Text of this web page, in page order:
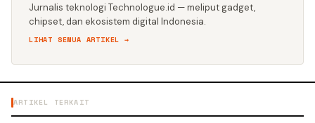
Jurnalis teknologi Technologue.id — meliput gadget,
chipset, dan ekosistem digital Indonesia.
LIHAT SEMUA ARTIKEL →
ARTIKEL TERKAIT